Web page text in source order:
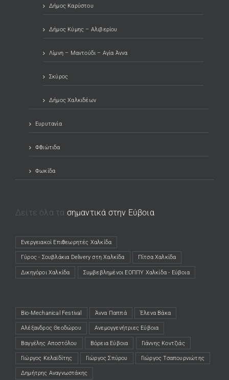
Δήμος Καρύστου
Δήμος Κύμης – Αλιβερίου
Λίμνη – Μαντούδι – Αγία Άννα
Σκύρος
Δήμος Χαλκιδέων
Ευρυτανία
Φθιώτιδα
Φωκίδα
Δείτε όλα τα σημαντικά στην Εύβοια
Ενεργειακοί Επιθεωρητές Χαλκίδα
(opens in a new tab)
Γύρος - Σουβλάκια Delivery στη Χαλκίδα
(opens in a new tab) Πίτσα Χαλκίδα
(opens in a new tab)
Δικηγόροι Χαλκίδα
(opens in a new tab) Συμβεβλημένοι ΕΟΠΠΥ Χαλκίδα - Εύβοια
(opens in a new tab)
Bio-Mechanical Festival Άννα Παππά Έλενα Βάκα
Αλέξανδρος Θεοδώρου Ανεμογγενήτριες Εύβοια
Βαγγέλης Αποστόλου Βόρεια Εύβοια Γιάννης Κοντζιάς
Γιώργος Κελαϊδίτης Γιώργος Σπύρου Γιώργος Τσαπουρνιώτης
Δημήτρης Αναγνωστάκης